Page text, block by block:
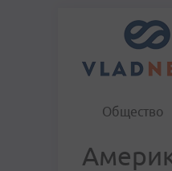
Общество